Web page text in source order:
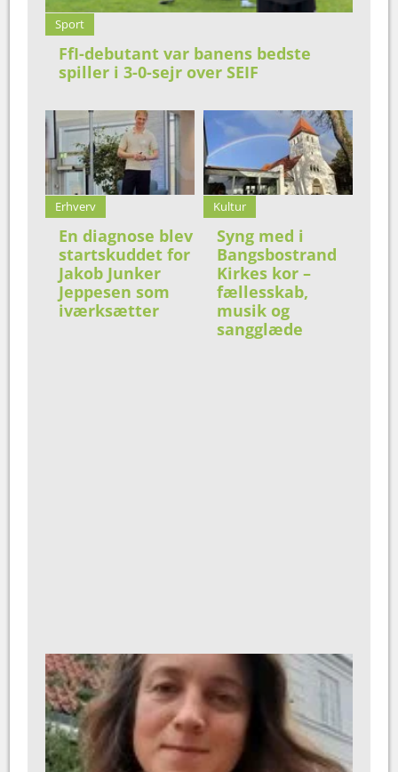
Sport
FfI-debutant var banens bedste
spiller i 3-0-sejr over SEIF
Erhverv
En diagnose blev
startskuddet for
Jakob Junker
Jeppesen som
iværksætter
Kultur
Syng med i
Bangsbostrand
Kirkes kor –
fællesskab,
musik og
sangglæde